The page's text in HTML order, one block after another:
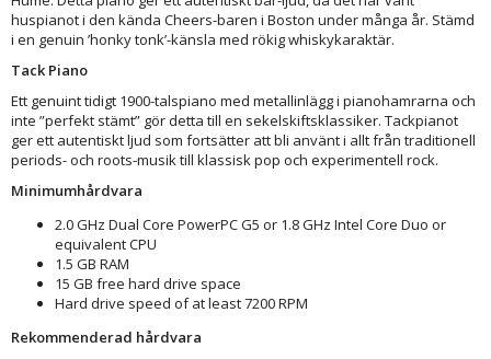
huspianot i den kända Cheers-baren i Boston under många år. Stämd
i en genuin ’honky tonk’-känsla med rökig whiskykaraktär.
Tack Piano
Ett genuint tidigt 1900-talspiano med metallinlägg i pianohamrarna och
inte ”perfekt stämt” gör detta till en sekelskiftsklassiker. Tackpianot
ger ett autentiskt ljud som fortsätter att bli använt i allt från traditionell
periods- och roots-musik till klassisk pop och experimentell rock.
Minimumhårdvara
2.0 GHz Dual Core PowerPC G5 or 1.8 GHz Intel Core Duo or
equivalent CPU
1.5 GB RAM
15 GB free hard drive space
Hard drive speed of at least 7200 RPM
Rekommenderad hårdvara